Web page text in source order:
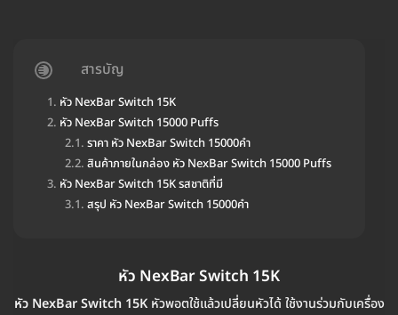
สารบัญ
หัว NexBar Switch 15K
หัว NexBar Switch 15000 Puffs
ราคา หัว NexBar Switch 15000คำ
สินค้าภายในกล่อง หัว NexBar Switch 15000 Puffs
หัว NexBar Switch 15K รสชาติที่มี
สรุป หัว NexBar Switch 15000คำ
หัว NexBar Switch 15K
หัว NexBar Switch 15Kหัวพอตใช้แล้วเปลี่ยนหัวได้ ใช้งานร่วมกับเครื่อง